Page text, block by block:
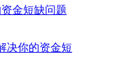
金短缺问题